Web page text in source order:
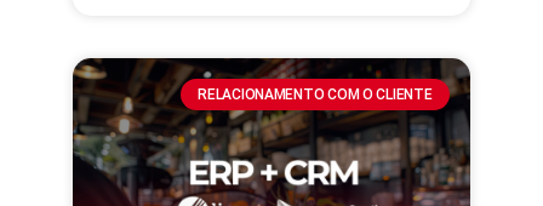
RELACIONAMENTO COM O CLIENTE